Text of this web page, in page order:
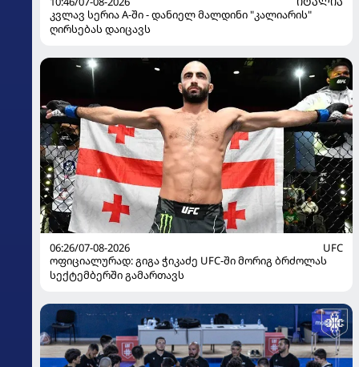
კვლავ სერია A-ში - დანიელ მალდინი "კალიარის"
ღირსებას დაიცავს
06:26/07-08-2026
UFC
ოფიციალურად: გიგა ჭიკაძე UFC-ში მორიგ ბრძოლას
სექტემბერში გამართავს